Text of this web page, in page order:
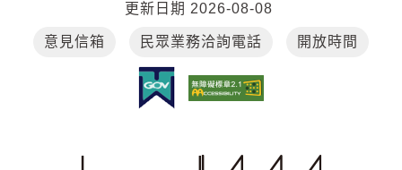
更新日期 2026-08-08
意見信箱 民眾業務洽詢電話 開放時間